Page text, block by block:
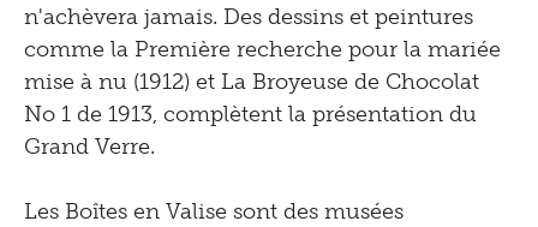
n'achèvera jamais. Des dessins et peintures
comme la Première recherche pour la mariée
mise à nu (1912) et La Broyeuse de Chocolat
No 1 de 1913, complètent la présentation du
Grand Verre.
Les Boîtes en Valise sont des musées